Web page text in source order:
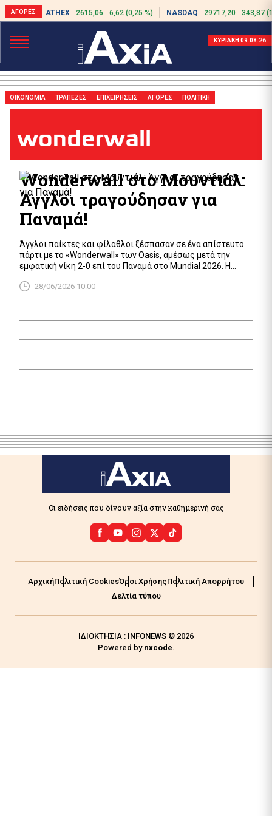
ATHEX 2615,06 6,62 (0,25 %) NASDAQ 29717,20 343,87
ΚΥΡΙΑΚΗ 09.08.26
ΟΙΚΟΝΟΜΙΑ ΤΡΑΠΕΖΕΣ ΕΠΙΧΕΙΡΗΣΕΙΣ ΑΓΟΡΕΣ ΠΟΛΙΤΙΚΗ
wonderwall
Wonderwall στο Μουντιάλ:
Άγγλοι τραγούδησαν για
Παναμά!
Άγγλοι παίκτες και φίλαθλοι ξέσπασαν σε ένα απίστευτο
πάρτι με το «Wonderwall» των Oasis, αμέσως μετά την
εμφατική νίκη 2-0 επί του Παναμά στο Mundial 2026. Η
όλοι μαζί, με τον προπονητή Τόμας Τούχελ να
παρακολουθεί, κλέβει τις εντυπώσεις στις εξέδρες των
28/06/2026 10:00
Οι ειδήσεις που δίνουν αξία στην καθημερινή σας
ΑρχικήΠολιτική CookiesΌροι ΧρήσηςΠολιτική Απορρήτου
Δελτία τύπου
ΙΔΙΟΚΤΗΣΙΑ : INFONEWS © 2026
Powered by nxcode.